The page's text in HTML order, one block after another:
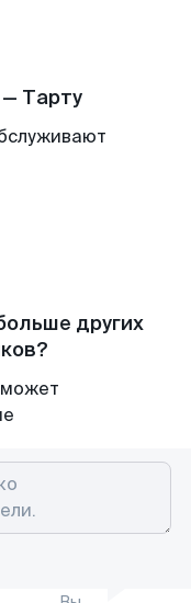
Тарту
других